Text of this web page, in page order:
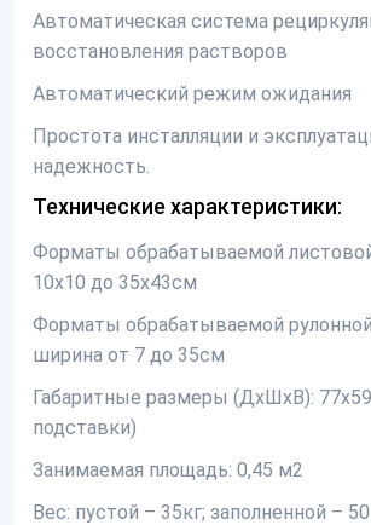
Автоматическая система
восстановления растворов
Автоматический режим ожидания
Простота инсталляции и
надежность.
Технические характеристики:
Форматы обрабатываемой
10х10 до 35х43см
Форматы обрабатываемой
ширина от 7 до 35см
Габаритные размеры (ДхШхВ):
подставки)
Занимаемая площадь: 0,45 м2
Вес: пустой – 35кг; заполненной –